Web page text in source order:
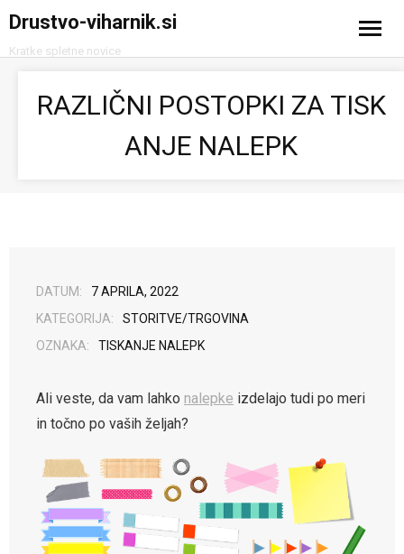
Drustvo-viharnik.si
Kratke spletne novice
RAZLIČNI POSTOPKI ZA TISK
ANJE NALEPK
DATUM:
7 APRILA, 2022
KATEGORIJA:
STORITVE/TRGOVINA
OZNAKA:
TISKANJE NALEPK
Ali veste, da vam lahko nalepke izdelajo tudi po meri
in točno po vaših željah?